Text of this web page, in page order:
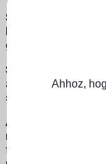
Személyes adat
közvetett módon,
gazdasági,
Személyes adat
adatok, valamint a
szexuális
Adatkezelés
műveletek
felhasználása,
Ahhoz,